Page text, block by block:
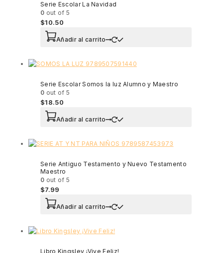
Serie Escolar La Navidad
0 out of 5
$10.50
Añadir al carrito
Serie Escolar Somos la luz Alumno y Maestro
0 out of 5
$18.50
Añadir al carrito
Serie Antiguo Testamento y Nuevo Testamento
Maestro
0 out of 5
$7.99
Añadir al carrito
Libro Kingsley ¡Vive Feliz!